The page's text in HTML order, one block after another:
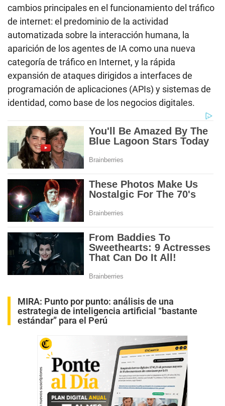
cambios principales en el funcionamiento del tráfico
de internet: el predominio de la actividad
automatizada sobre la interacción humana, la
aparición de los agentes de IA como una nueva
categoría de tráfico en Internet, y la rápida
expansión de ataques dirigidos a interfaces de
programación de aplicaciones (APIs) y sistemas de
identidad, como base de los negocios digitales.
MIRA: Punto por punto: análisis de una
estrategia de inteligencia artificial “bastante
estándar” para el Perú